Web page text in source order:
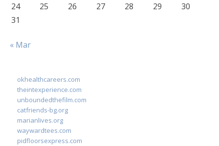
24
25 26 27 28 29
30
31
« Mar
okhealthcareers.com
theintexperience.com
unboundedthefilm.com
catfriends-bg.org
marianlives.org
waywardtees.com
pidfloorsexpress.com